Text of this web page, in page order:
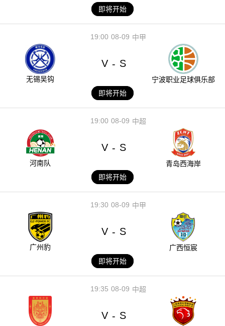
即将开始
08-09
19:00 中甲
无锡吴钩
V - S
宁波职业足球俱乐部
即将开始
08-09
19:00 中超
河南队
V - S
青岛西海岸
即将开始
08-09
19:30 中甲
广州豹
V - S
广西恒宸
即将开始
08-09
19:35 中超
V - S